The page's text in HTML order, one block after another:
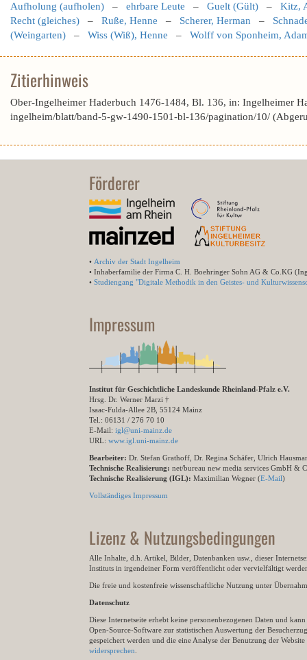
Aufholung (aufholen) – ehrbare Leute – Guelt (Gült) – Kitz,
Recht (gleiches) – Ruße, Henne – Scherer, Herman –
(Weingarten) – Wiss (Wiß), Henne – Wolff von Sponheim,
Zitierhinweis
Ober-Ingelheimer Haderbuch 1476-1484, Bl. 136, in: Ingelheimer
ingelheim/blatt/band-5-gw-1490-1501-bl-136/pagination/10/
Förderer
• Archiv der Stadt Ingelheim
• Inhaberfamilie der Firma C. H. Boehringer Sohn AG & Co.KG
• Studiengang "Digitale Methodik in den Geistes- und
Impressum
Institut für Geschichtliche Landeskunde Rheinland-Pfalz e.V.
Hrsg. Dr. Werner Marzi †
Isaac-Fulda-Allee 2B, 55124 Mainz
Tel.: 06131 / 276 70 10
E-Mail: igl@uni-mainz.de
URL: www.igl.uni-mainz.de
Bearbeiter: Dr. Stefan Grathoff, Dr. Regina Schäfer, Ulrich
Technische Realisierung: net/bureau new media services GmbH &
Technische Realisierung (IGL): Maximilian Wegner (E-Mail)
Vollständiges Impressum
Lizenz & Nutzungsbedingungen
Alle Inhalte, d.h. Artikel, Bilder, Datenbanken usw., dieser
Instituts in irgendeiner Form veröffentlicht oder vervielfältigt
Die freie und kostenfreie wissenschaftliche Nutzung unter
Datenschutz
Diese Internetseite erhebt keine personenbezogenen Daten und
Open-Source-Software zur statistischen Auswertung der
gespeichert werden und die eine Analyse der Benutzung der
widersprechen